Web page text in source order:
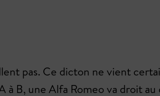
pas. Ce dicton ne vient
B, une Alfa Romeo va droit